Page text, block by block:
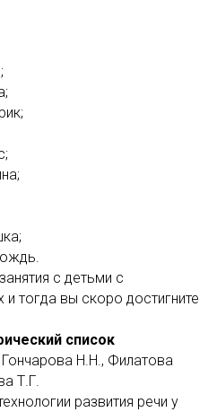
с детьми с
и тогда вы скоро достигните
список
Н.Н., Филатова
Т.Г.
развития речи у